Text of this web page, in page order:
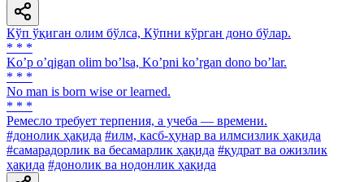
Кўп ўқиган олим бўлса, Кўпни кўрган доно бўлар.
* * *
Koʼp oʼqigan olim boʼlsa, Koʼpni koʼrgan dono boʼlar.
* * *
No man is born wise or learned.
* * *
Ремесло требует терпения, а учеба — времени.
#донолик ҳақида #илм, касб-ҳунар ва илмсизлик ҳақида
#самарадорлик ва бесамарлик ҳақида #қудрат ва ожизлик
ҳақида #донолик ва нодонлик ҳақида